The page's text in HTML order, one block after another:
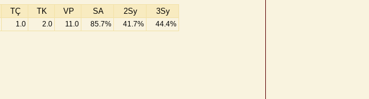
TÇ TK VP SA 2Sy 3Sy
1.0 2.0 11.0 85.7% 41.7% 44.4%